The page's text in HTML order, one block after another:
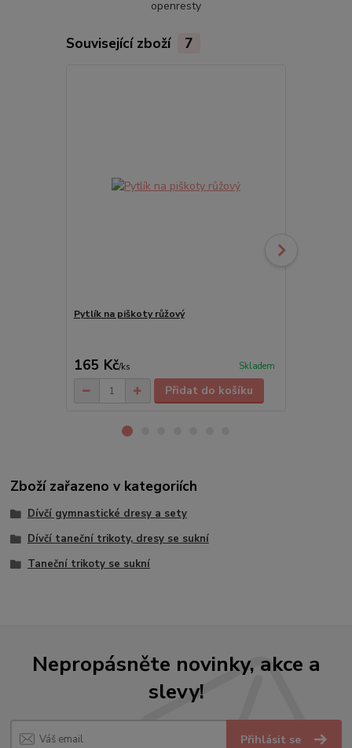
openresty
Související zboží 7
Pytlík na piškoty růžový
165 Kč/ks Skladem
Přidat do košíku
Zboží zařazeno v kategoriích
Dívčí gymnastické dresy a sety
Dívčí taneční trikoty, dresy se sukní
Taneční trikoty se sukní
Nepropásněte novinky, akce a
slevy!
Přihlásit se